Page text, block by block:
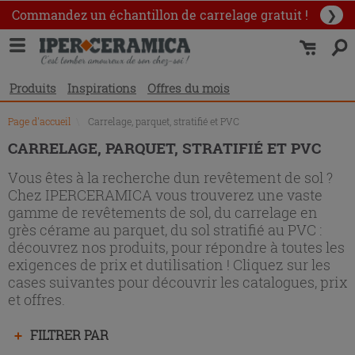
Commandez un échantillon de carrelage gratuit ! ❯
Produits Inspirations Offres du mois
Page d'accueil Carrelage, parquet, stratifié et PVC
CARRELAGE, PARQUET, STRATIFIÉ ET PVC
Vous êtes à la recherche dun revêtement de sol ?
Chez IPERCERAMICA vous trouverez une vaste
gamme de revêtements de sol, du carrelage en
grès cérame au parquet, du sol stratifié au PVC :
découvrez nos produits, pour répondre à toutes les
exigences de prix et dutilisation ! Cliquez sur les
cases suivantes pour découvrir les catalogues, prix
et offres.
FILTRER PAR
Appuyez
Liste
des
produits